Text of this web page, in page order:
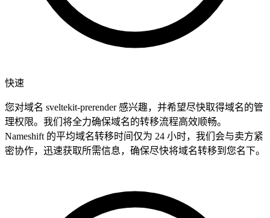
快速
您对域名 sveltekit-prerender 感兴趣，并希望尽快取得域名的管
理权限。我们将全力确保域名的转移流程高效顺畅。
Nameshift 的平均域名转移时间仅为 24 小时，我们会与卖方紧
密协作，迅速获取所需信息，确保尽快将域名转移到您名下。